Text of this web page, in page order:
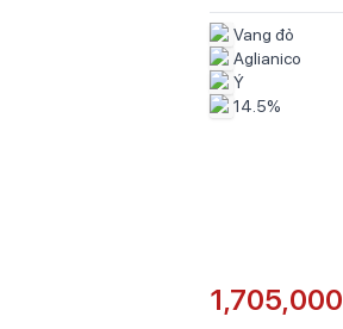
Vang đỏ
Aglianico
Ý
14.5%
1,705,000